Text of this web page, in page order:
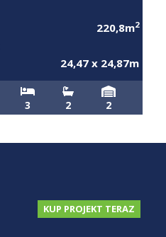
KUP PROJEKT TERAZ
220,8m2
24,47 x 24,87m
3 2 2